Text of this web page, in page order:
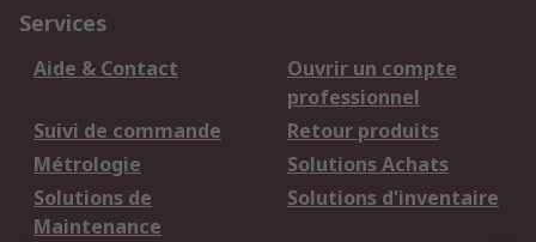
Services
Aide & Contact
Ouvrir un compte
professionnel
Suivi de commande
Retour produits
Métrologie
Solutions Achats
Solutions de
Maintenance
Solutions d'inventaire